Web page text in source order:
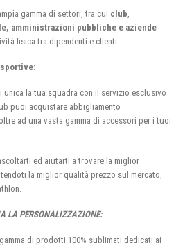
gamma di settori, tra cui club
amministrazioni pubbliche e aziende
fisica tra dipendenti e clienti.
unica la tua squadra con il servizio esclusivo
puoi acquistare abbigliamento
ad una vasta gamma di accessori per i tuoi
ed aiutarti a trovare la miglior
la miglior qualità prezzo sul mercato,
LA PERSONALIZZAZIONE:
di prodotti 100% sublimati dedicati ai